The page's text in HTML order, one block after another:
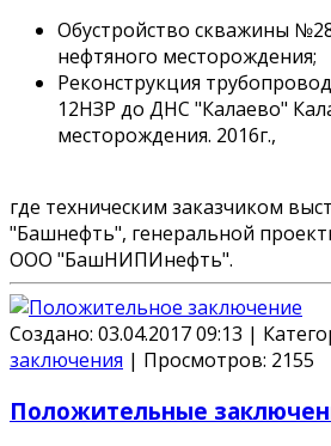
Обустройство скважины
нефтяного месторождения;
Реконструкция
12НЗР до ДНС "Калаево"
месторождения. 2016г.,
где техническим заказчиком
"Башнефть", генеральной
ООО "БашНИПИнефть".
Создано: 03.04.2017 09:13 |
заключения | Просмотров: 2155
Положительные